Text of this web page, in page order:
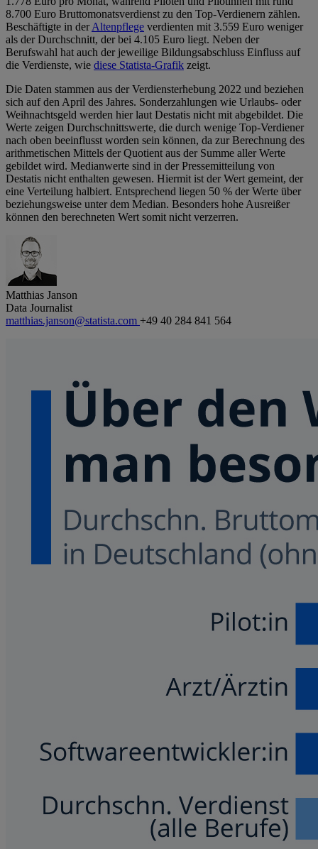
8.700 Euro Bruttomonatsverdienst zu den Top-Verdienern zählen.
Beschäftigte in derAltenpflege verdienten mit 3.559 Euro weniger
als der Durchschnitt, der bei 4.105 Euro liegt. Neben der
Berufswahl hat auch der jeweilige Bildungsabschluss Einfluss auf
die Verdienste, wie diese Statista-Grafik zeigt.
Die Daten stammen aus der Verdiensterhebung 2022 und beziehen
sich auf den April des Jahres. Sonderzahlungen wie Urlaubs- oder
Weihnachtsgeld werden hier laut Destatis nicht mit abgebildet. Die
Werte zeigen Durchschnittswerte, die durch wenige Top-Verdiener
nach oben beeinflusst worden sein können, da zur Berechnung des
arithmetischen Mittels der Quotient aus der Summe aller Werte
gebildet wird. Medianwerte sind in der Pressemitteilung von
Destatis nicht enthalten gewesen. Hiermit ist der Wert gemeint, der
eine Verteilung halbiert. Entsprechend liegen 50 % der Werte über
beziehungsweise unter dem Median. Besonders hohe Ausreißer
können den berechneten Wert somit nicht verzerren.
Matthias Janson
Data Journalist
matthias.janson@statista.com +49 40 284 841 564